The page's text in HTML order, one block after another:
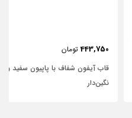
443,750 تومان
قاب آیفون شفاف با پاپیون سفید و
نگین‌دار